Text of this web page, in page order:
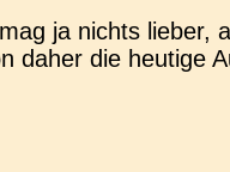
ja nichts
daher die heu­ti­ge